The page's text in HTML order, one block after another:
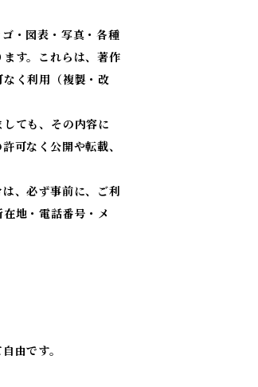
・図表・写真・各種
す。これらは、著作
く利用（複製・改
ても、その内容に
可なく公開や転載、
、必ず事前に、ご利
地・電話番号・メ
由です。